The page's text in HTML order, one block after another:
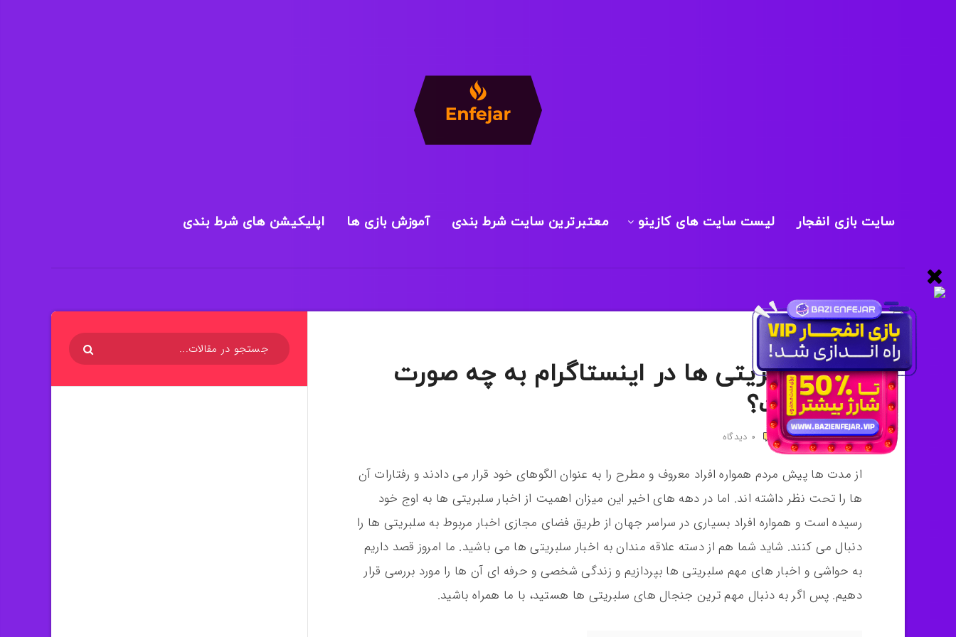
سایت بازی انفجار لیست سایت های کازینو معتبرترین سایت شرط بندی آموزش بازی ها اپلیکیشن های شرط بندی
مدیران سایت ها
اخبار سلبریتی ها در اینستاگرام به چه صورت
بوده است؟
7 آوریل , 2021 0 دیدگاه
از مدت ها پیش مردم همواره افراد معروف و مطرح را به عنوان الگوهای خود قرار می دادند و رفتارات آن
ها را تحت نظر داشته اند. اما در دهه های اخیر این میزان اهمیت از اخبار سلبریتی ها به اوج خود
رسیده است و همواره افراد بسیاری در سراسر جهان از طریق فضای مجازی اخبار مربوط به سلبریتی ها را
دنبال می کنند. شاید شما هم از دسته علاقه مندان به اخبار سلبریتی ها می باشید. ما امروز قصد داریم
به حواشی و اخبار های مهم سلبریتی ها بپردازیم و زندگی شخصی و حرفه ای آن ها را مورد بررسی قرار
دهیم. پس اگر به دنبال مهم ترین جنجال های سلبریتی ها هستید، با ما همراه باشید.